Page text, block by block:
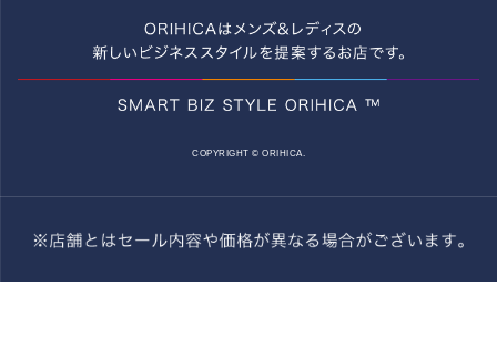
COPYRIGHT © ORIHICA.